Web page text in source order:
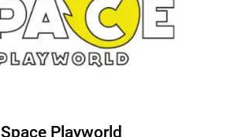
Space Playworld